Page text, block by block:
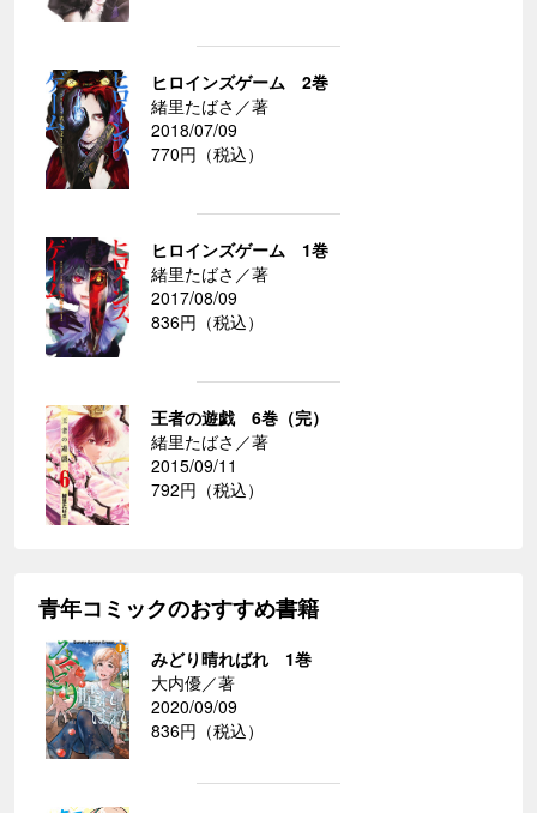
ヒロインズゲーム 2巻
緒里たばさ／著
2018/07/09
770円（税込）
ヒロインズゲーム 1巻
緒里たばさ／著
2017/08/09
836円（税込）
王者の遊戯 6巻（完）
緒里たばさ／著
2015/09/11
792円（税込）
青年コミックのおすすめ書籍
みどり晴ればれ 1巻
大内優／著
2020/09/09
836円（税込）